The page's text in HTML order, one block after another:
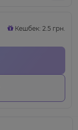
Кешбек: 2.5 грн.